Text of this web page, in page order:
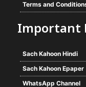
Terms and
Important
Sach Kahoon Hindi
Sach Kahoon Epaper
WhatsApp Channel